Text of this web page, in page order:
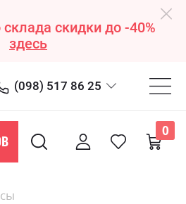
скидки до -40%
здесь
(098) 517 86 25
0